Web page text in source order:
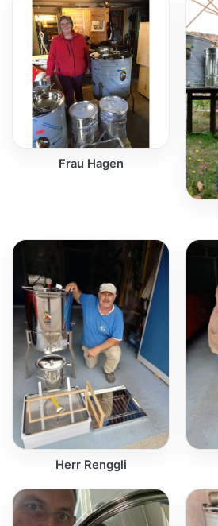
Frau Hagen
Herr Renggli